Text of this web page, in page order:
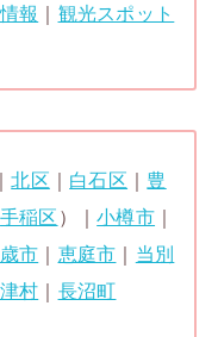
報 ｜ 観光スポット
｜北区 ｜ 白石区 ｜ 豊
手稲区 ）｜小樽市 ｜
市 ｜ 恵庭市 ｜ 当別
村 ｜ 長沼町